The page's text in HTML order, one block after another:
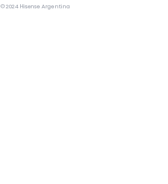
© 2024 Hisense Argentina